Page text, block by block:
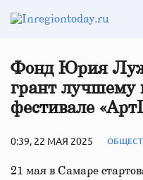
Фонд Юрия
грант лучшему
фестивале
0:39, 22 МАЯ 2025
21 мая в Самаре